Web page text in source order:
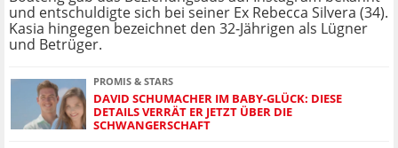
und entschuldigte sich bei seiner Ex Rebecca Silvera (34).
Kasia hingegen bezeichnet den 32-Jährigen als Lügner
und Betrüger.
PROMIS & STARS
DAVID SCHUMACHER IM BABY-GLÜCK: DIESE
DETAILS VERRÄT ER JETZT ÜBER DIE
SCHWANGERSCHAFT